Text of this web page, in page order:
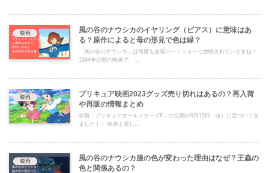
映画
風の谷のナウシカのイヤリング（ピアス）に意味はあ
る？原作によると母の形見で色は緑？
「風の谷のナウシカ」は何度も金曜ロードショーで放映されていますね！
1984年公開の映画で、...
映画
プリキュア映画2023グッズ売り切れはあるの？再入荷
や再販の情報まとめ
映画「プリキュアオールスターズF」の公開が9月15日（金）に近づいてき
ました！！ 映画も楽し...
映画
風の谷のナウシカ服の色が変わった理由はなぜ？王蟲の
色と関係あるの？